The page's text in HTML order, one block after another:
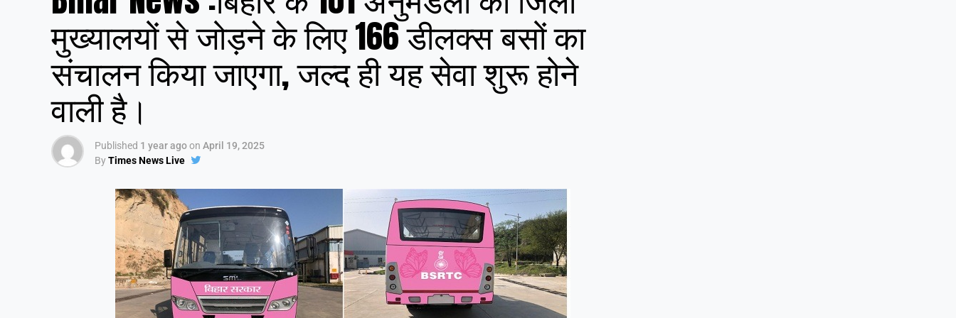
मुख्यालयों से जोड़ने के लिए 166 डीलक्स बसों का
संचालन किया जाएगा, जल्द ही यह सेवा शुरू होने
वाली है।
Published 1 year agoon April 19, 2025
ByTimes News Live